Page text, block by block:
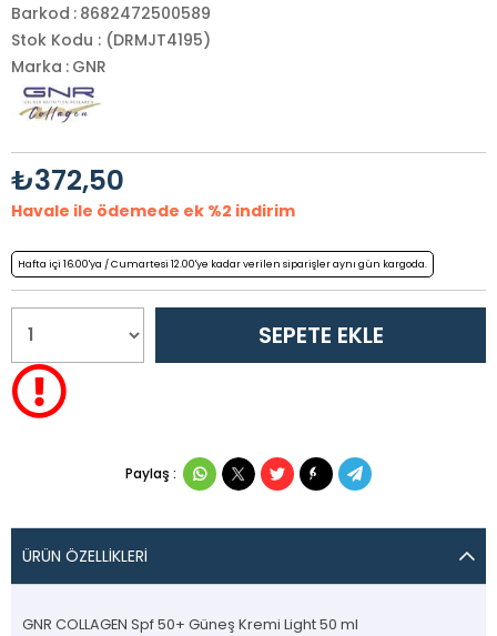
Barkod : 8682472500589
Stok Kodu
(DRMJT4195)
Marka : GNR
₺372,50
Havale ile ödemede ek %2 indirim
Hafta içi 16.00'ya / Cumartesi 12.00'ye kadar verilen siparişler aynı gün kargoda.
Paylaş :
ÜRÜN ÖZELLIKLERI
GNR COLLAGEN Spf 50+ Güneş Kremi Light 50 ml